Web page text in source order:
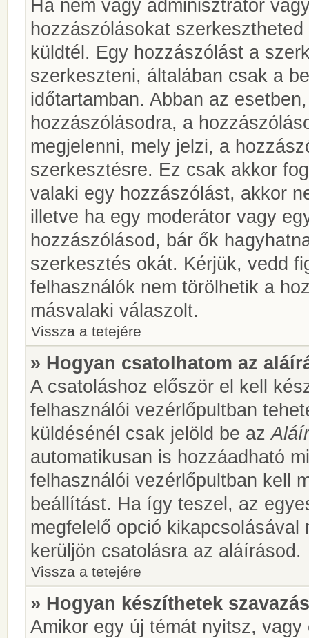
Ha nem vagy adminisztrátor
hozzászólásokat
küldtél. Egy hozzászólást a
szerkeszteni, általában csak a
időtartamban. Abban az
hozzászólásodra, a
megjelenni, mely jelzi, a
szerkesztésre. Ez csak akkor
valaki egy hozzászólást, akkor
illetve ha egy moderátor vagy
hozzászólásod, bár ők
szerkesztés okát. Kérjük, vedd
felhasználók nem törölhetik a
másvalaki válaszolt.
Vissza a tetejére
» Hogyan csatolhatom az
A csatoláshoz először el kell
felhasználói vezérlőpultban
küldésénél csak jelöld be az
automatikusan is hozzáadható
felhasználói vezérlőpultban kell
beállítást. Ha így teszel, az
megfelelő opció
kerüljön csatolásra az aláírásod.
Vissza a tetejére
» Hogyan készíthetek
Amikor egy új témát nyitsz,